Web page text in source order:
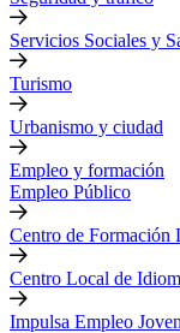
Servicios Sociales y
Turismo
Urbanismo y ciudad
Empleo y formación
Empleo Público
Centro de Formación
Centro Local de
Impulsa Empleo Joven